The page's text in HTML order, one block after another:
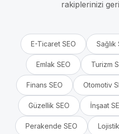
rakiplerinizi
E-Ticaret SEO Sağlık
Emlak SEO Turizm
Finans SEO Otomotiv
Güzellik SEO İnşaat
Perakende SEO Lojistik